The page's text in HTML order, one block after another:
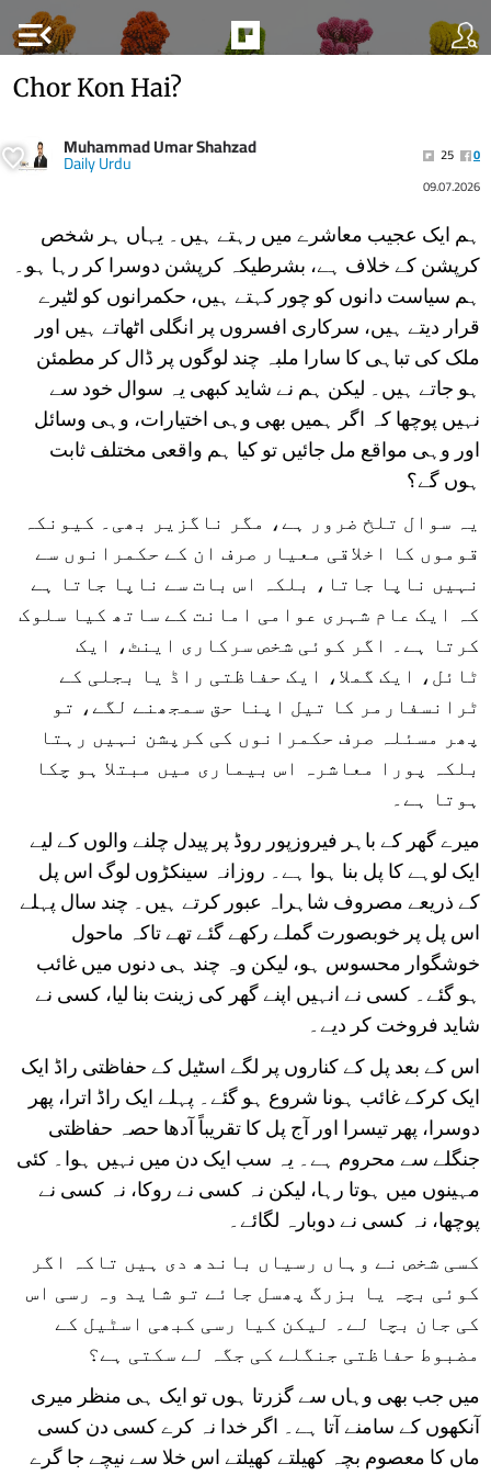
menu_open
Chor Kon Hai?
Muhammad Umar Shahzad
Daily Urdu 25
0
09.07.2026
ہم ایک عجیب معاشرے میں رہتے ہیں۔ یہاں ہر شخص
کرپشن کے خلاف ہے، بشرطیکہ کرپشن دوسرا کر رہا ہو۔
ہم سیاست دانوں کو چور کہتے ہیں، حکمرانوں کو لٹیرے
قرار دیتے ہیں، سرکاری افسروں پر انگلی اٹھاتے ہیں اور
ملک کی تباہی کا سارا ملبہ چند لوگوں پر ڈال کر مطمئن
ہو جاتے ہیں۔ لیکن ہم نے شاید کبھی یہ سوال خود سے
نہیں پوچھا کہ اگر ہمیں بھی وہی اختیارات، وہی وسائل
اور وہی مواقع مل جائیں تو کیا ہم واقعی مختلف ثابت
ہوں گے؟
یہ سوال تلخ ضرور ہے، مگر ناگزیر بھی۔ کیونکہ
قوموں کا اخلاقی معیار صرف ان کے حکمرانوں سے
نہیں ناپا جاتا، بلکہ اس بات سے ناپا جاتا ہے
کہ ایک عام شہری عوامی امانت کے ساتھ کیا سلوک
کرتا ہے۔ اگر کوئی شخص سرکاری اینٹ، ایک
ٹائل، ایک گملا، ایک حفاظتی راڈ یا بجلی کے
ٹرانسفارمر کا تیل اپنا حق سمجھنے لگے، تو
پھر مسئلہ صرف حکمرانوں کی کرپشن نہیں رہتا
بلکہ پورا معاشرہ اس بیماری میں مبتلا ہو چکا
ہوتا ہے۔
میرے گھر کے باہر فیروزپور روڈ پر پیدل چلنے والوں کے لیے
ایک لوہے کا پل بنا ہوا ہے۔ روزانہ سینکڑوں لوگ اس پل
کے ذریعے مصروف شاہراہ عبور کرتے ہیں۔ چند سال پہلے
اس پل پر خوبصورت گملے رکھے گئے تھے تاکہ ماحول
خوشگوار محسوس ہو، لیکن وہ چند ہی دنوں میں غائب
ہو گئے۔ کسی نے انہیں اپنے گھر کی زینت بنا لیا، کسی نے
شاید فروخت کر دیے۔
اس کے بعد پل کے کناروں پر لگے اسٹیل کے حفاظتی راڈ ایک
ایک کرکے غائب ہونا شروع ہو گئے۔ پہلے ایک راڈ اترا، پھر
دوسرا، پھر تیسرا اور آج پل کا تقریباً آدھا حصہ حفاظتی
جنگلے سے محروم ہے۔ یہ سب ایک دن میں نہیں ہوا۔ کئی
مہینوں میں ہوتا رہا، لیکن نہ کسی نے روکا، نہ کسی نے
پوچھا، نہ کسی نے دوبارہ لگائے۔
کسی شخص نے وہاں رسیاں باندھ دی ہیں تاکہ اگر
کوئی بچہ یا بزرگ پھسل جائے تو شاید وہ رسی اس
کی جان بچا لے۔ لیکن کیا رسی کبھی اسٹیل کے
مضبوط حفاظتی جنگلے کی جگہ لے سکتی ہے؟
میں جب بھی وہاں سے گزرتا ہوں تو ایک ہی منظر میری
آنکھوں کے سامنے آتا ہے۔ اگر خدا نہ کرے کسی دن کسی
ماں کا معصوم بچہ کھیلتے کھیلتے اس خلا سے نیچے جا گرے